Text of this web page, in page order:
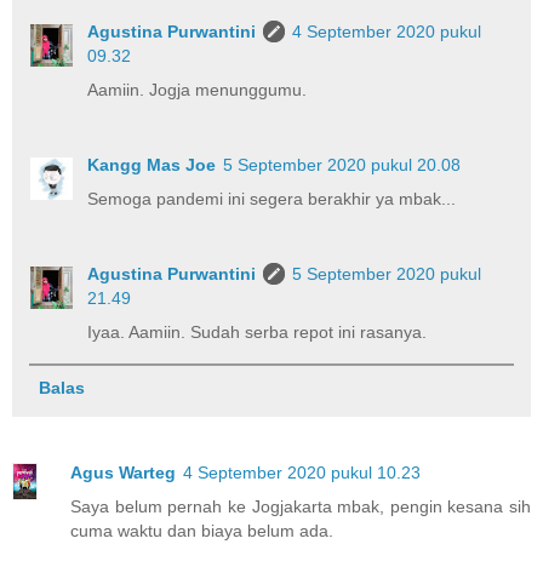
Agustina Purwantini
4 September 2020 pukul
09.32
Aamiin. Jogja menunggumu.
Kangg Mas Joe 5 September 2020 pukul 20.08
Semoga pandemi ini segera berakhir ya mbak...
Agustina Purwantini
5 September 2020 pukul
21.49
Iyaa. Aamiin. Sudah serba repot ini rasanya.
Balas
Agus Warteg 4 September 2020 pukul 10.23
Saya belum pernah ke Jogjakarta mbak, pengin kesana sih
cuma waktu dan biaya belum ada.